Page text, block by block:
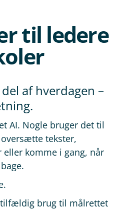
til ledere
af hverdagen –
AI. Nogle bruger det til
tekster,
komme i gang, når
brug til målrettet